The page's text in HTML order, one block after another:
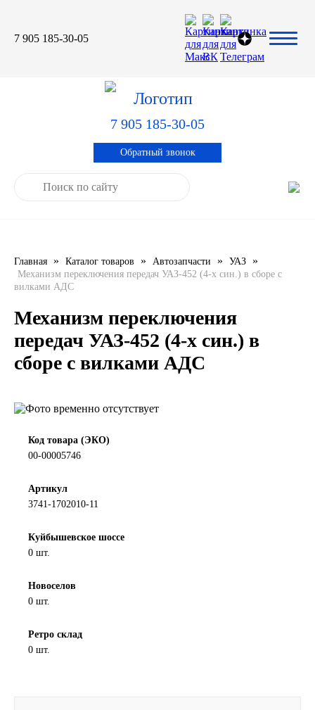
7 905 185-30-05
ELF
IDEMITSU
LUXE
MANNOL
MOBIL
OIL RIGHT
Petro Canada
REPSOL
SINTEC
Специальная оценка условий труда
Применяемость тормозных
Система контроля качества
Сертификация продукции
7 905 185-30-05
Обратный звонок
Главная » Каталог товаров » Автозапчасти » УАЗ »
Механизм переключения передач УАЗ-452 (4-х син.) в сборе с
вилками АДС
Механизм переключения
передач УАЗ-452 (4-х син.) в
сборе с вилками АДС
Код товара (ЭКО)
00-00005746
Артикул
3741-1702010-11
Куйбышевское шоссе
0 шт.
Новоселов
0 шт.
Ретро склад
0 шт.